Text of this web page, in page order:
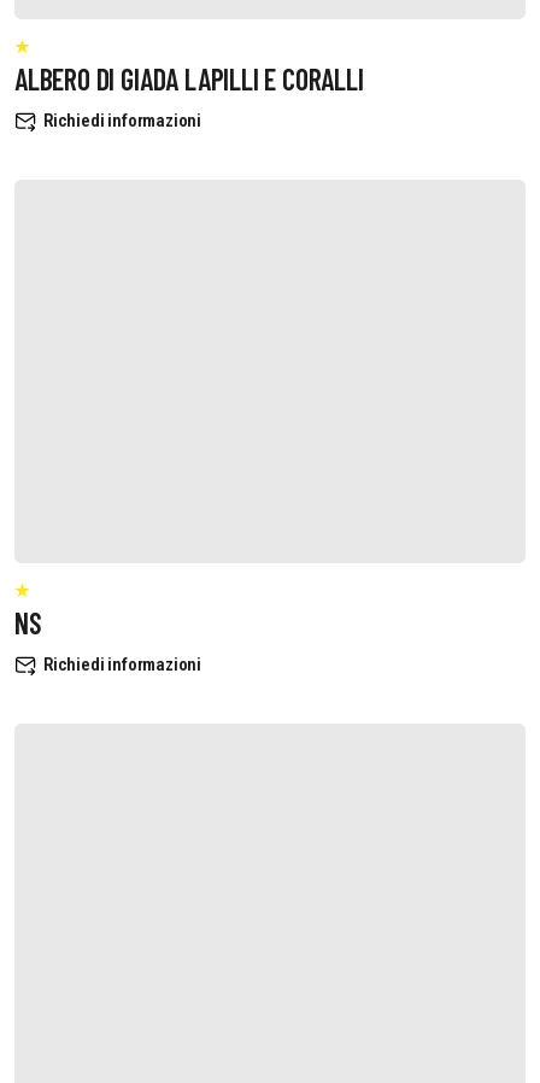
ALBERO DI GIADA LAPILLI E CORALLI
Richiedi informazioni
NS
Richiedi informazioni